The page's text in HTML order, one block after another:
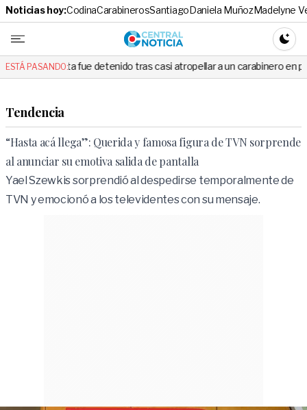
Noticias hoy:CodinaCarabinerosSantiagoDaniela MuñozMadelyne
Central
ESTÁ PASANDO:
detenido tras casi atropellar a un carabinero en plena fiscalización
Tendencia
“Hasta acá llega”: Querida y famosa figura de TVN sorprende
al anunciar su emotiva salida de pantalla
Yael Szewkis sorprendió al despedirse temporalmente de
TVN y emocionó a los televidentes con su mensaje.